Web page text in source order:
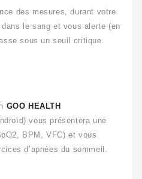
des mesures, durant votre
le sang et vous alerte (en
sous un seuil critique.
GOO HEALTH
vous présentera une
BPM, VFC) et vous
d’apnées du sommeil.